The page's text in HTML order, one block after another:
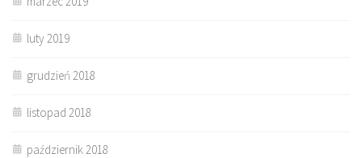
luty 2019
grudzień 2018
listopad 2018
październik 2018